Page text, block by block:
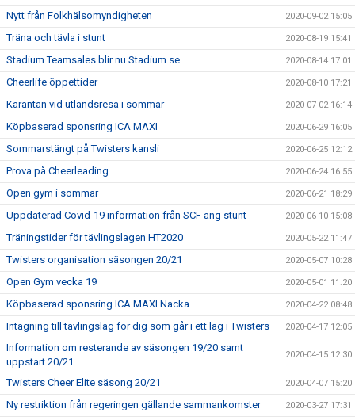
Nytt från Folkhälsomyndigheten 2020-09-02 15:05
Träna och tävla i stunt 2020-08-19 15:41
Stadium Teamsales blir nu Stadium.se 2020-08-14 17:01
Cheerlife öppettider 2020-08-10 17:21
Karantän vid utlandsresa i sommar 2020-07-02 16:14
Köpbaserad sponsring ICA MAXI 2020-06-29 16:05
Sommarstängt på Twisters kansli 2020-06-25 12:12
Prova på Cheerleading 2020-06-24 16:55
Open gym i sommar 2020-06-21 18:29
Uppdaterad Covid-19 information från SCF ang stunt 2020-06-10 15:08
Träningstider för tävlingslagen HT2020 2020-05-22 11:47
Twisters organisation säsongen 20/21 2020-05-07 10:28
Open Gym vecka 19 2020-05-01 11:20
Köpbaserad sponsring ICA MAXI Nacka 2020-04-22 08:48
Intagning till tävlingslag för dig som går i ett lag i Twisters 2020-04-17 12:05
Information om resterande av säsongen 19/20 samt
uppstart 20/21
2020-04-15 12:30
Twisters Cheer Elite säsong 20/21 2020-04-07 15:20
Ny restriktion från regeringen gällande sammankomster 2020-03-27 17:31